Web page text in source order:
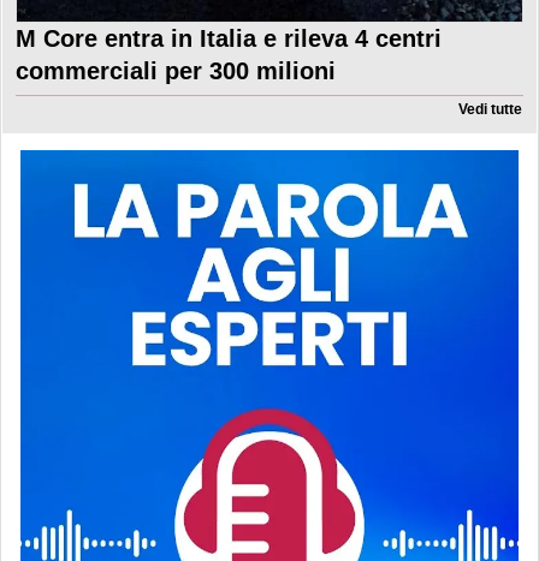
M Core entra in Italia e rileva 4 centri
commerciali per 300 milioni
Vedi tutte